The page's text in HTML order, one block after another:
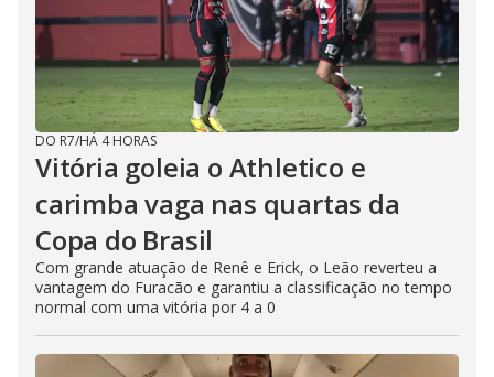
DO R7/HÁ 4 HORAS
Vitória goleia o Athletico e
carimba vaga nas quartas da
Copa do Brasil
Com grande atuação de Renê e Erick, o Leão reverteu a
vantagem do Furacão e garantiu a classificação no tempo
normal com uma vitória por 4 a 0